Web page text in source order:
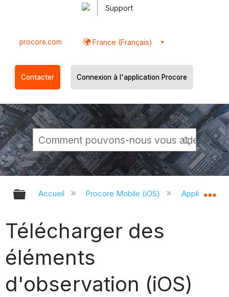
Support
procore.com France (Français)
Contacter Connexion à l'application Procore
Développer/réduire la hiérarchie
Accueil Procore Mobile (iOS) Application
Télécharger des
éléments
d'observation (iOS)